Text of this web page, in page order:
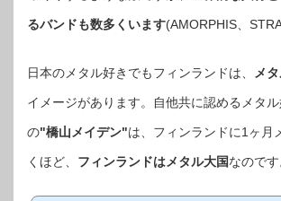
るバンドも数多くいます(AMORPHIS、
日本のメタル好きでもフィンランドは、 メ
イメージがあります。自他共に認めるメタ
の"橋山メイデン"は、フィンランドに1ヶ月
くほど、 フィンランドはメタル大国なのです